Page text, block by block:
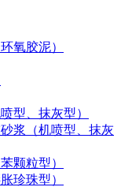
氧胶泥）
型、抹灰型）
浆（机喷型、抹灰
颗粒型）
珍珠型）